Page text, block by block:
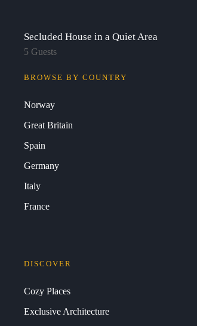
Secluded House in a Quiet Area
5 Guests
BROWSE BY COUNTRY
Norway
Great Britain
Spain
Germany
Italy
France
DISCOVER
Cozy Places
Exclusive Architecture